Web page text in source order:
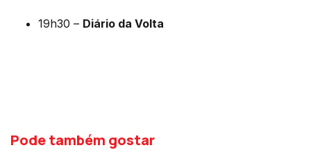
19h30 – Diário da Volta
Pode também gostar